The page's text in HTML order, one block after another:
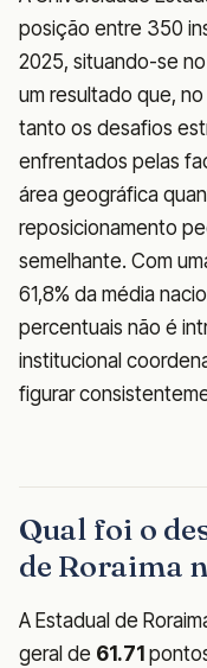
posição entre 350
2025, situando-se
um resultado que,
tanto os desafios
enfrentados pelas
área geográfica
reposicionamento
semelhante. Com
61,8% da média
percentuais não é
institucional
figurar
Qual foi o
de Roraima
A Estadual de
geral de 61.71